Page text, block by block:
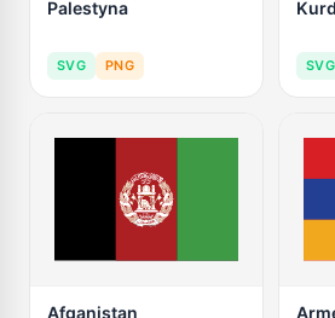
Palestyna
SVG PNG SVG
Afganistan